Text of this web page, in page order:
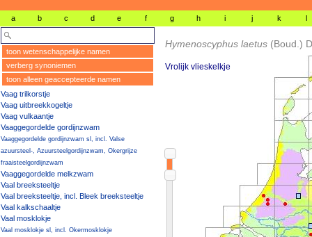
a b c d e f g h i j k l
toon wetenschappelijke namen
verberg synoniemen
toon alleen geaccepteerde namen
Vaag trilkorstje
Vaag uitbreekkogeltje
Vaag vulkaantje
Vaaggegordelde gordijnzwam
Vaaggegordelde gordijnzwam sl, incl. Valse
azuursteel-, Azuursteelgordijnzwam, Okergrijze
fraaisteelgordijnzwam
Vaaggegordelde melkzwam
Vaal breeksteeltje
Vaal breeksteeltje, incl. Bleek breeksteeltje
Vaal kalkschaaltje
Vaal mosklokje
Vaal mosklokje sl, incl. Okermosklokje
Hymenoscyphus laetus (Boud.)
Vrolijk vlieskelkje